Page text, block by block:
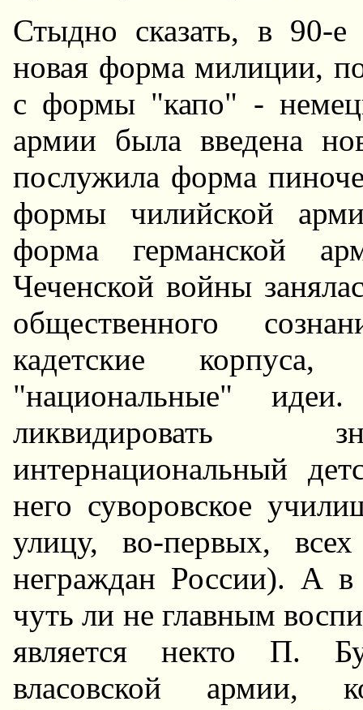
Стыдно сказать, в 90-
новая форма милиции,
с формы "капо" -
армии была введена
послужила форма
формы чилийской
форма германской
Чеченской войны
общественного
кадетские
"национальные"
ликвидировать
интернациональный
него суворовское
улицу, во-первых,
неграждан России). А
чуть ли не главным
является некто П.
власовской армии,